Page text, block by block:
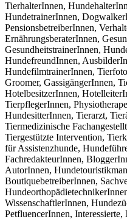
TierhalterInnen,
HundetrainerInnen,
PensionsbetreiberInnen,
ErnährungsberaterInnen,
GesundheitstrainerInnen,
HundefreundInnen,
HundefilmtrainerInnen,
Groomer, GassigängerInnen,
HotelbesitzerInnen,
TierpflegerInnen,
HundesitterInnen, Tierarzt,
Tiermedizinische
Tiergestützte Intervention,
für Assistenzhunde,
FachredakteurInnen,
AutorInnen,
BoutiquebetreiberInnen,
WissenschaftlerInnen,
PetfluencerInnen, Interessierte,